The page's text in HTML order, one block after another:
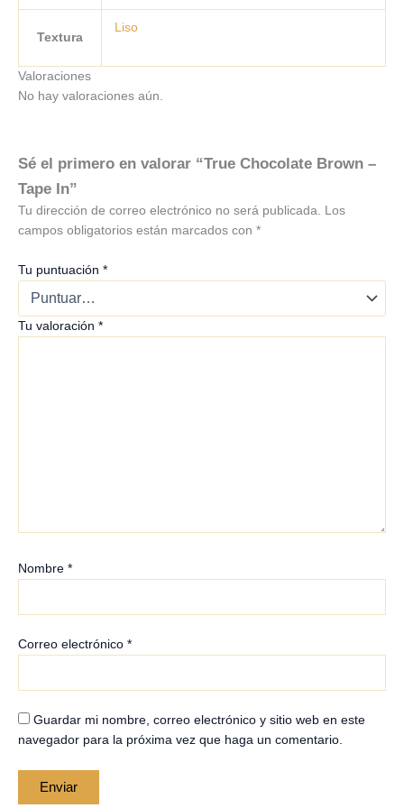
Textura
Liso
Valoraciones
No hay valoraciones aún.
Sé el primero en valorar “True Chocolate Brown –
Tape In”
Tu dirección de correo electrónico no será publicada. Los
campos obligatorios están marcados con *
Tu puntuación *
Tu valoración *
Nombre *
Correo electrónico *
Guardar mi nombre, correo electrónico y sitio web en este
navegador para la próxima vez que haga un comentario.